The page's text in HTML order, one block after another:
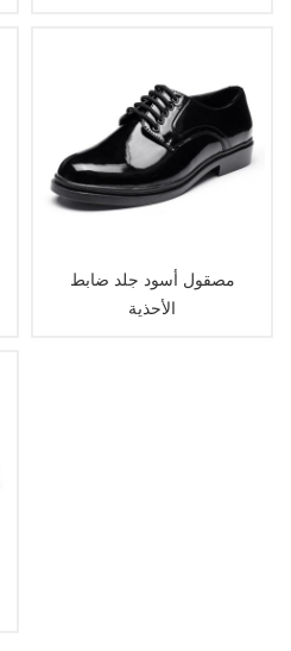
مصقول أسود جلد ضابط
الأحذية